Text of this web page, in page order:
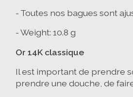
- Toutes nos bagues sont
- Weight: 10.8 g
Or 14K classique
Il est important de prendre
prendre une douche, de